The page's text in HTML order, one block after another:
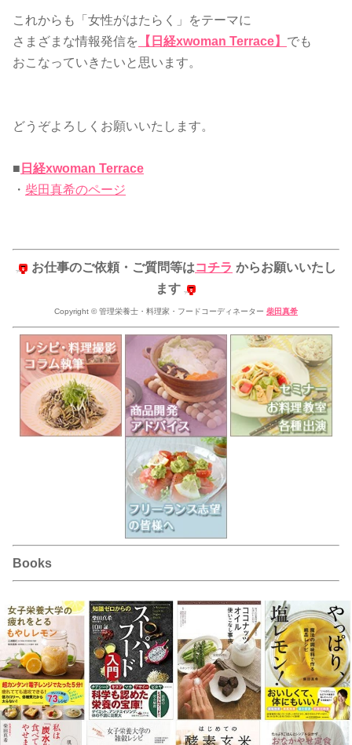
これからも「女性がはたらく」をテーマに
さまざまな情報発信を
【日経xwoman Terrace】 でも
おこなっていきたいと思います。
どうぞよろしくお願いいたします。
■ 日経xwoman Terrace
・ 柴田真希のページ
お仕事のご依頼・ご質問等はコチラ からお願いいたし
ます
Copyright © 管理栄養士・料理家・フードコーディネーター 柴田真希
Books